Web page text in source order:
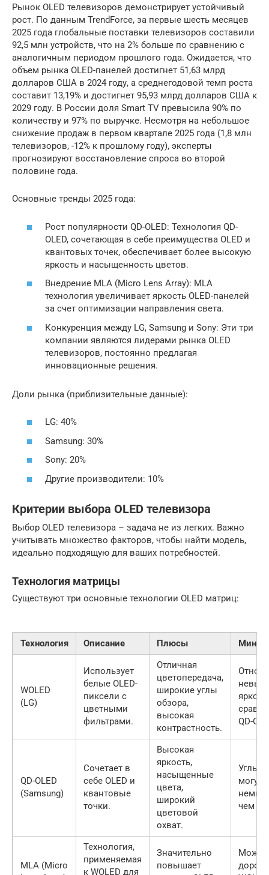
Рынок OLED телевизоров демонстрирует устойчивый
рост. По данным TrendForce, за первые шесть месяцев
2025 года глобальные поставки телевизоров составили
92,5 млн устройств, что на 2% больше по сравнению с
аналогичным периодом прошлого года. Ожидается, что
объем рынка OLED-панелей достигнет 51,63 млрд
долларов США в 2024 году, а среднегодовой темп роста
составит 13,19% и достигнет 95,93 млрд долларов США к
2029 году. В России доля Smart TV превысила 90% по
количеству и 97% по выручке. Несмотря на небольшое
снижение продаж в первом квартале 2025 года (1,8 млн
телевизоров, -12% к прошлому году), эксперты
прогнозируют восстановление спроса во второй
половине года.
Основные тренды 2025 года:
Рост популярности QD-OLED: Технология QD-
OLED, сочетающая в себе преимущества OLED и
квантовых точек, обеспечивает более высокую
яркость и насыщенность цветов.
Внедрение MLA (Micro Lens Array): MLA
технология увеличивает яркость OLED-панелей
за счет оптимизации направления света.
Конкуренция между LG, Samsung и Sony: Эти три
компании являются лидерами рынка OLED
телевизоров, постоянно предлагая
инновационные решения.
Доли рынка (приблизительные данные):
LG: 40%
Samsung: 30%
Sony: 20%
Другие производители: 10%
Критерии выбора OLED телевизора
Выбор OLED телевизора – задача не из легких. Важно
учитывать множество факторов, чтобы найти модель,
идеально подходящую для ваших потребностей.
Технология матрицы
Существуют три основные технологии OLED матриц:
Технология Описание Плюсы
WOLED
(LG)
Использует
белые OLED-
пиксели с
цветными
фильтрами.
Отличная
цветопередача,
широкие углы
обзора,
высокая
контрастность.
QD-
QD-OLED
(Samsung)
Сочетает в
себе OLED и
квантовые
точки.
Высокая
яркость,
насыщенные
цвета,
широкий
цветовой
охват.
Углы
могут
чем у
MLA (Micro
Технология,
применяемая
к WOLED для
Значительно
повышает
Может